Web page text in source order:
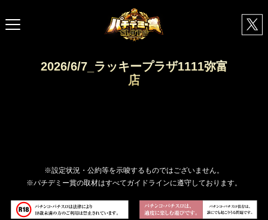
2026/6/7_ラッキープラザ1111弥富
店
※設定状況・公約等を示唆するものではございません。
※パチデミー賞の取材はすべてガイドラインに遵守しております。